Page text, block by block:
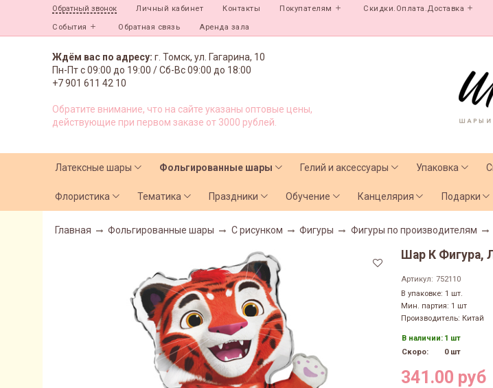
Обратный звонок Личный кабинет Контакты Покупателям Скидки.Оплата.Доставка
События Обратная связь Аренда зала
Ждём вас по адресу: г. Томск, ул. Гагарина, 10
Пн-Пт с09:00 до 19:00 /Сб-Вс 09:00 до 18:00
+7 901 611 42 10
Обратите внимание, что на сайте указаны оптовые цены,
действующие при первом заказе от 3000 рублей.
Латексные шары Фольгированные шары Гелий и аксессуары Упаковка
Флористика Тематика Праздники Обучение Канцелярия Подарки
Главная Фольгированные шары С рисунком Фигуры Фигуры по производителям
Шар К Фигура,
Артикул: 752110
В упаковке: 1 шт.
Мин. партия: 1 шт
Производитель: Китай
В наличии: 1 шт
Скоро:
0 шт
341.00 руб